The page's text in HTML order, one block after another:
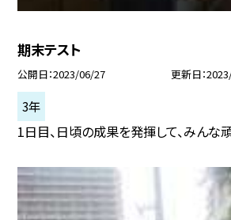
期末テスト
公開日 2023/06/27 更新日
3年
1日目、日頃の成果を発揮して、みんな